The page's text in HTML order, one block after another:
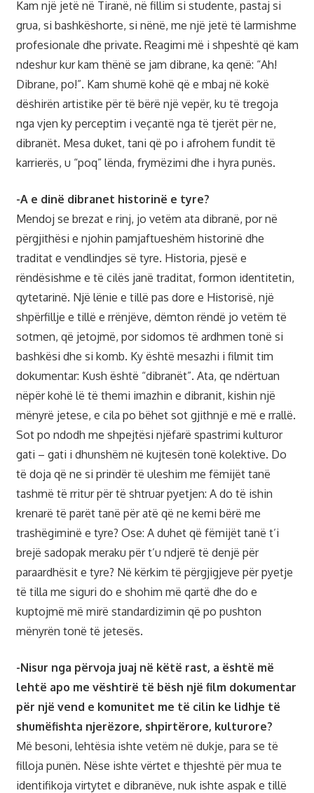
Kam një jetë në Tiranë, në fillim si studente, pastaj si
grua, si bashkëshorte, si nënë, me një jetë të larmishme
profesionale dhe private. Reagimi më i shpeshtë që kam
ndeshur kur kam thënë se jam dibrane, ka qenë: “Ah!
Dibrane, po!”. Kam shumë kohë që e mbaj në kokë
dëshirën artistike për të bërë një vepër, ku të tregoja
nga vjen ky perceptim i veçantë nga të tjerët për ne,
dibranët. Mesa duket, tani që po i afrohem fundit të
karrierës, u “poq” lënda, frymëzimi dhe i hyra punës.
-A e dinë dibranet historinë e tyre?
Mendoj se brezat e rinj, jo vetëm ata dibranë, por në
përgjithësi e njohin pamjaftueshëm historinë dhe
traditat e vendlindjes së tyre. Historia, pjesë e
rëndësishme e të cilës janë traditat, formon identitetin,
qytetarinë. Një lënie e tillë pas dore e Historisë, një
shpërfillje e tillë e rrënjëve, dëmton rëndë jo vetëm të
sotmen, që jetojmë, por sidomos të ardhmen tonë si
bashkësi dhe si komb. Ky është mesazhi i filmit tim
dokumentar: Kush është “dibranët”. Ata, qe ndërtuan
nëpër kohë lë të themi imazhin e dibranit, kishin një
mënyrë jetese, e cila po bëhet sot gjithnjë e më e rrallë.
Sot po ndodh me shpejtësi njëfarë spastrimi kulturor
gati – gati i dhunshëm në kujtesën tonë kolektive. Do
të doja që ne si prindër të uleshim me fëmijët tanë
tashmë të rritur për të shtruar pyetjen: A do të ishin
krenarë të parët tanë për atë që ne kemi bërë me
trashëgiminë e tyre? Ose: A duhet që fëmijët tanë t’i
brejë sadopak meraku për t’u ndjerë të denjë për
paraardhësit e tyre? Në kërkim të përgjigjeve për pyetje
të tilla me siguri do e shohim më qartë dhe do e
kuptojmë më mirë standardizimin që po pushton
mënyrën tonë të jetesës.
-Nisur nga përvoja juaj në këtë rast, a është më
lehtë apo me vështirë të bësh një film dokumentar
për një vend e komunitet me të cilin ke lidhje të
shumëfishta njerëzore, shpirtërore, kulturore?
Më besoni, lehtësia ishte vetëm në dukje, para se të
filloja punën. Nëse ishte vërtet e thjeshtë për mua te
identifikoja virtytet e dibranëve, nuk ishte aspak e tillë